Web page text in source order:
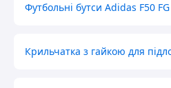
Футбольні бутси Adidas F50 FG
Крильчатка з гайкою для